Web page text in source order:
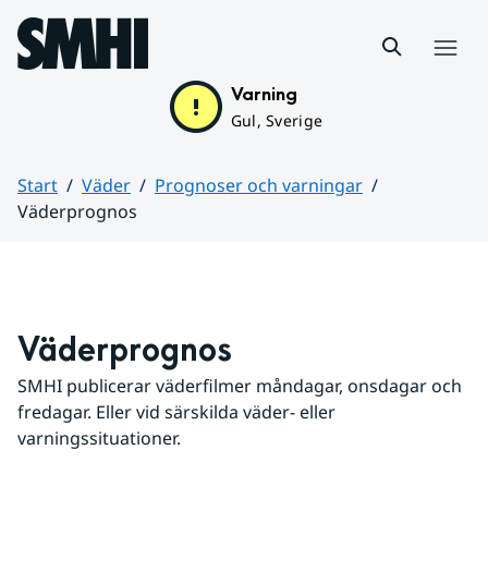
Hoppa till sidans innehåll
Varning
Gul, Sverige
Start Väder
Prognoser och varningar
Väderprognos
Väderprognos
SMHI publicerar väderfilmer måndagar, onsdagar och
fredagar. Eller vid särskilda väder- eller
varningssituationer.